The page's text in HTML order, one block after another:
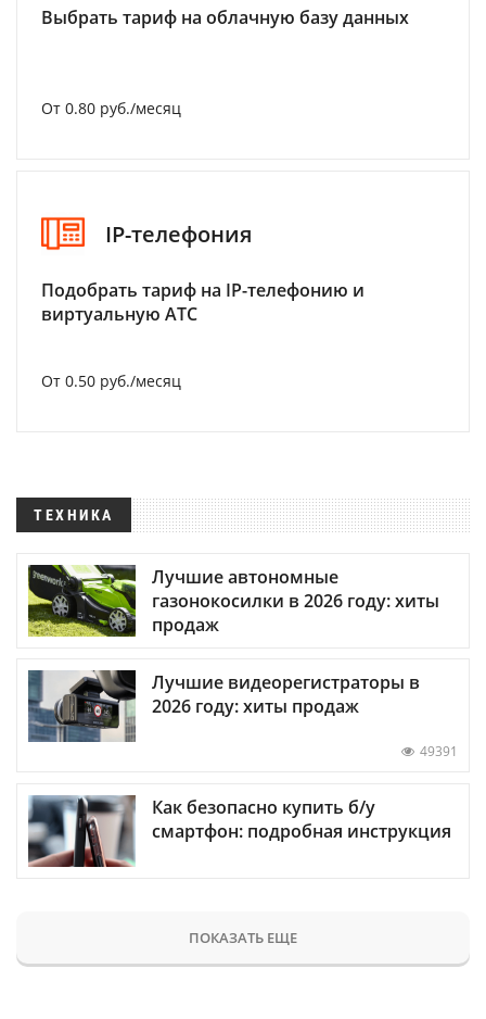
Выбрать тариф на облачную базу данных
От 0.80 руб./месяц
IP-телефония
Подобрать тариф на IP-телефонию и
виртуальную АТС
От 0.50 руб./месяц
ТЕХНИКА
Лучшие автономные
газонокосилки в 2026 году: хиты
продаж
Лучшие видеорегистраторы в
2026 году: хиты продаж
49391
Как безопасно купить б/у
смартфон: подробная инструкция
ПОКАЗАТЬ ЕЩЕ